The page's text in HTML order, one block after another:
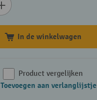
In de winkelwagen
Product vergelijken
Toevoegen aan verlanglijstje